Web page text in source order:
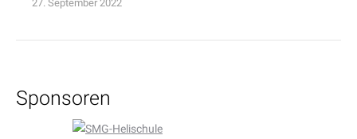
27. September 2022
Sponsoren